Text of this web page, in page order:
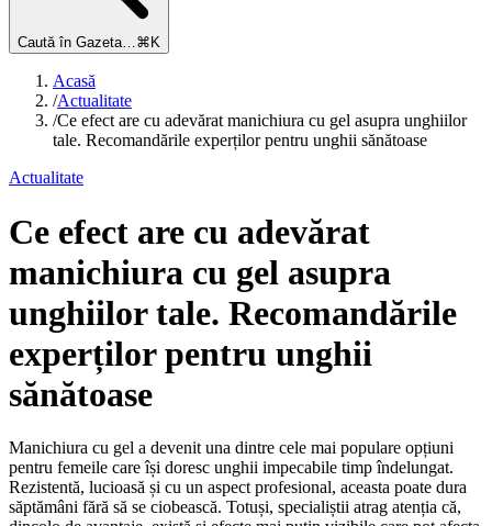
Caută în Gazeta…⌘K
Acasă
/Actualitate
/Ce efect are cu adevărat manichiura cu gel asupra unghiilor
tale. Recomandările experților pentru unghii sănătoase
Actualitate
Ce efect are cu adevărat
manichiura cu gel asupra
unghiilor tale. Recomandările
experților pentru unghii
sănătoase
Manichiura cu gel a devenit una dintre cele mai populare opțiuni
pentru femeile care își doresc unghii impecabile timp îndelungat.
Rezistentă, lucioasă și cu un aspect profesional, aceasta poate dura
săptămâni fără să se ciobească. Totuși, specialiștii atrag atenția că,